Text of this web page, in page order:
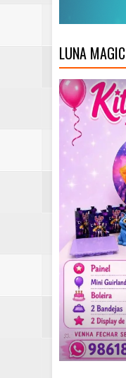
LUNA MAGIC